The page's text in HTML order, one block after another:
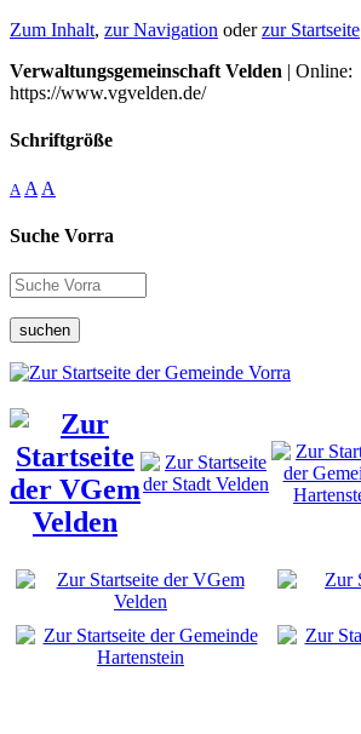
Zum Inhalt, zur Navigation oderzur Startseite
Verwaltungsgemeinschaft Velden | Online:
https://www.vgvelden.de/
Schriftgröße
A A A
Suche Vorra
suchen